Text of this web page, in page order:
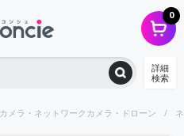
0
詳細
検索
カメラ・ネットワークカメラ・ドローン